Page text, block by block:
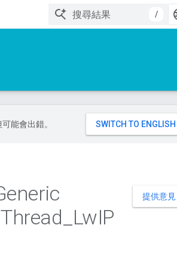
/
能會出錯。
提供意見
Thread LwIP